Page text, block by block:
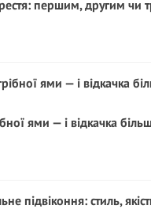
першим, другим чи
ями — і відкачка